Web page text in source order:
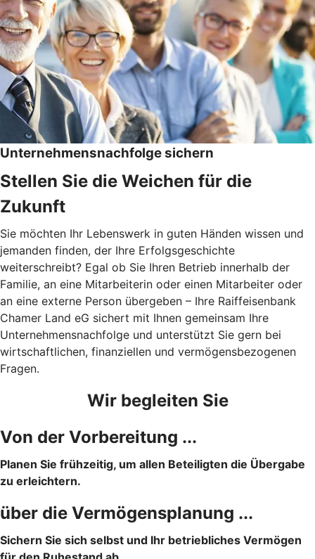
Unternehmensnachfolge sichern
Stellen Sie die Weichen für die
Zukunft
Sie möchten Ihr Lebenswerk in guten Händen wissen und
jemanden finden, der Ihre Erfolgsgeschichte
weiterschreibt? Egal ob Sie Ihren Betrieb innerhalb der
Familie, an eine Mitarbeiterin oder einen Mitarbeiter oder
an eine externe Person übergeben – Ihre Raiffeisenbank
Chamer Land eG sichert mit Ihnen gemeinsam Ihre
Unternehmensnachfolge und unterstützt Sie gern bei
wirtschaftlichen, finanziellen und vermögensbezogenen
Fragen.
Wir begleiten Sie
Von der Vorbereitung ...
Planen Sie frühzeitig, um allen Beteiligten die Übergabe
zu erleichtern.
über die Vermögensplanung ...
Sichern Sie sich selbst und Ihr betriebliches Vermögen